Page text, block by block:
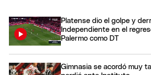
Platense dio el golpe y
Independiente en el
Palermo como DT
Gimnasia se acordó muy